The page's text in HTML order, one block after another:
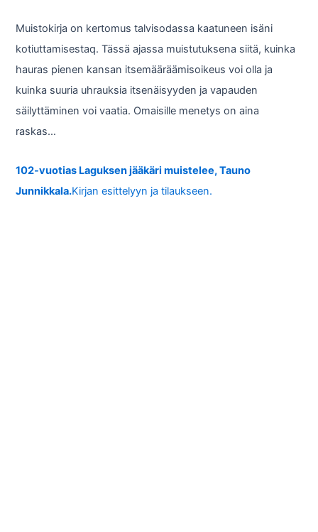
Muistokirja on kertomus talvisodassa kaatuneen isäni
kotiuttamisestaq. Tässä ajassa muistutuksena siitä, kuinka
hauras pienen kansan itsemääräämisoikeus voi olla ja
kuinka suuria uhrauksia itsenäisyyden ja vapauden
säilyttäminen voi vaatia. Omaisille menetys on aina
raskas…
102-vuotias Laguksen jääkäri muistelee, Tauno
Junnikkala.Kirjan esittelyyn ja tilaukseen.